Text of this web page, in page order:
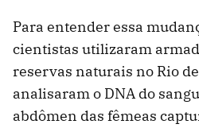
Para entender essa
cientistas utilizaram
reservas naturais no Rio
analisaram o DNA do
abdômen das fêmeas